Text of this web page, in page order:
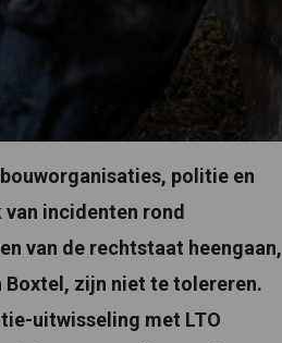
politie en
incidenten rond
van de rechtstaat heengaan,
Boxtel, zijn niet te tolereren.
uitwisseling met LTO